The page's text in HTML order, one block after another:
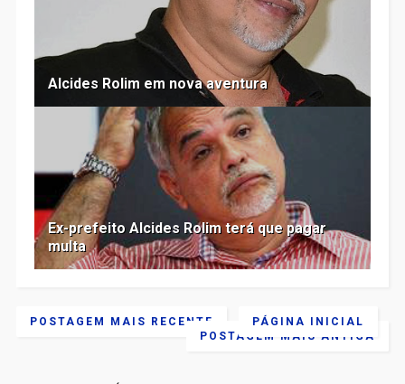
Alcides Rolim em nova aventura
Ex-prefeito Alcides Rolim terá que pagar
multa
POSTAGEM MAIS RECENTE
POSTAGEM MAIS ANTIGA
PÁGINA INICIAL